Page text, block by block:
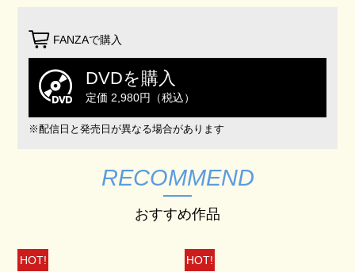
FANZAで購入
DVDを購入
定価 2,980円（税込）
※配信日と発売日が異なる場合があります
RECOMMEND
おすすめ作品
HOT! HOT!